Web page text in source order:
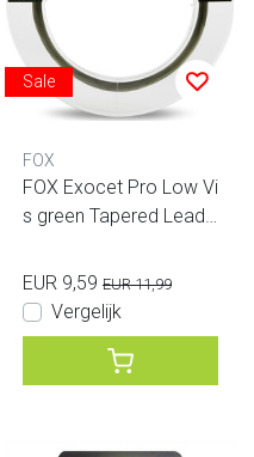
Sale
FOX
FOX Exocet Pro Low Vi
s green Tapered Leade
mm 3pcs
EUR 9,59 EUR 11,99
Vergelijk